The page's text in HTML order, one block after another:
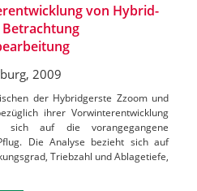
von Hybrid-
2009
der Hybridgerste Zzoom und
ihrer Vorwinterentwicklung
sich auf die vorangegangene
Die Analyse bezieht sich auf
Triebzahl und Ablagetiefe,